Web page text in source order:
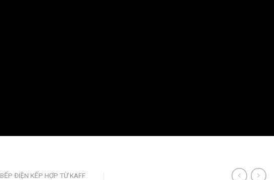
BẾP ĐIỆN KẾP HỢP TỪ KAFF